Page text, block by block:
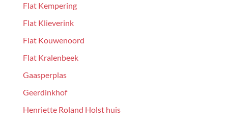
Flat Kempering
Flat Klieverink
Flat Kouwenoord
Flat Kralenbeek
Gaasperplas
Geerdinkhof
Henriette Roland Holst huis